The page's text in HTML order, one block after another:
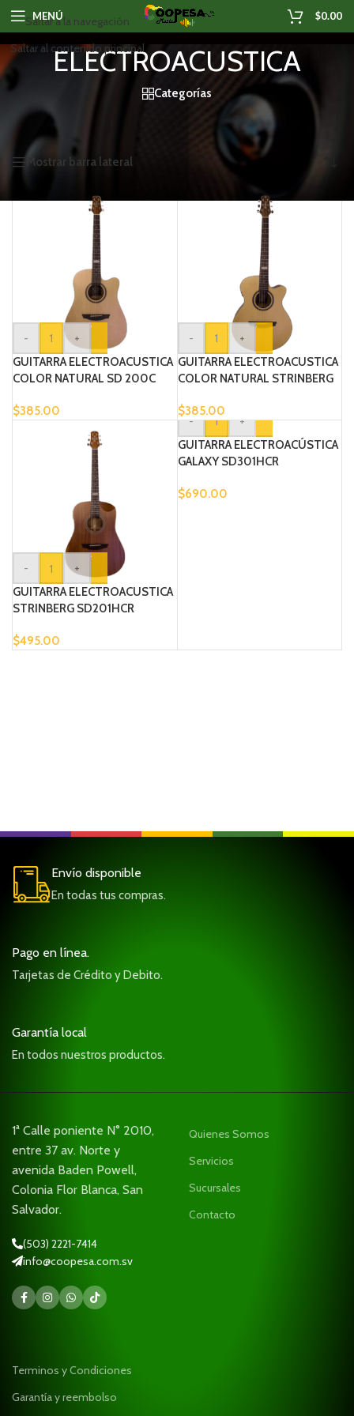
Saltar a la navegación
Saltar al contenido principal
MENÚ $0.00
ELECTROACUSTICA
Categorías
Inicio/Productos etiquetados “ELECTROACUSTICA”
Mostrando los 4 resultados
Mostrar barra lateral
-
+
GUITARRA ELECTROACUSTICA
COLOR NATURAL SD 200C
$385.00
-
+
GUITARRA ELECTROACUSTICA
COLOR NATURAL STRINBERG
$385.00
-
+
GUITARRA ELECTROACUSTICA
STRINBERG SD201HCR
$495.00
-
+
GUITARRA ELECTROACÚSTICA
GALAXY SD301HCR
$690.00
Envío disponible
En todas tus compras.
Pago en línea.
Tarjetas de Crédito y Debito.
Garantía local
En todos nuestros productos.
1ª Calle poniente N° 2010,
entre 37 av. Norte y
avenida Baden Powell,
Colonia Flor Blanca, San
Salvador.
(503) 2221-7414
info@coopesa.com.sv
Quienes Somos
Servicios
Sucursales
Contacto
Terminos y Condiciones
Garantía y reembolso